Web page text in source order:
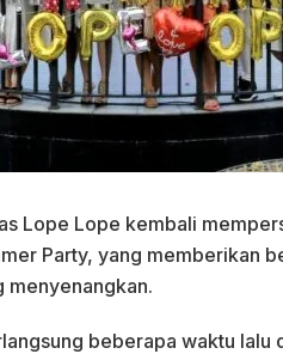
Lope Lope kembali
Party, yang memberikan
menyenangkan.
beberapa waktu lalu